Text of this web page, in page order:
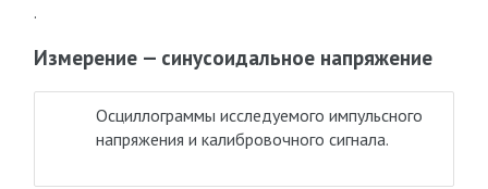
.
Измерение — синусоидальное напряжение
Осциллограммы исследуемого импульсного
напряжения и калибровочного сигнала.